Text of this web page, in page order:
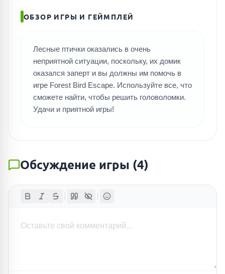
ОБЗОР ИГРЫ И ГЕЙМПЛЕЙ
Лесные птички оказались в очень
неприятной ситуации, поскольку, их домик
оказался заперт и вы должны им помочь в
игре Forest Bird Escape. Используйте все, что
сможете найти, чтобы решить головоломки.
Удачи и приятной игры!
Обсуждение игры (4)